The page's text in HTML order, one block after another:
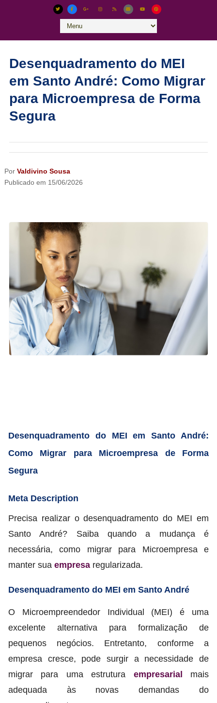
Desenquadramento do MEI
em Santo André: Como Migrar
para Microempresa de Forma
Segura
Por Valdivino Sousa
Publicado em 15/06/2026
Desenquadramento do MEI em Santo André:
Como Migrar para Microempresa de Forma
Segura
Meta Description
Precisa realizar o desenquadramento do MEI em
Santo André? Saiba quando a mudança é
necessária, como migrar para Microempresa e
manter sua empresaregularizada.
Desenquadramento do MEI em Santo André
O Microempreendedor Individual (MEI) é uma
excelente alternativa para formalização de
pequenos negócios. Entretanto, conforme a
empresa cresce, pode surgir a necessidade de
migrar para uma estrutura empresarial mais
adequada às novas demandas do